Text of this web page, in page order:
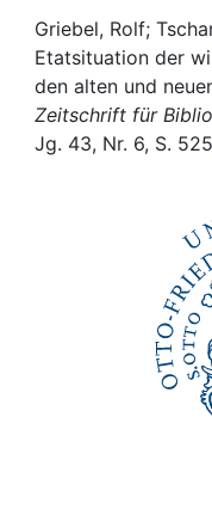
Awards
My FIS
Help
Griebel, Rolf;
Etatsituation der
den alten und
Zeitschrift für
Jg. 43, Nr. 6, S.